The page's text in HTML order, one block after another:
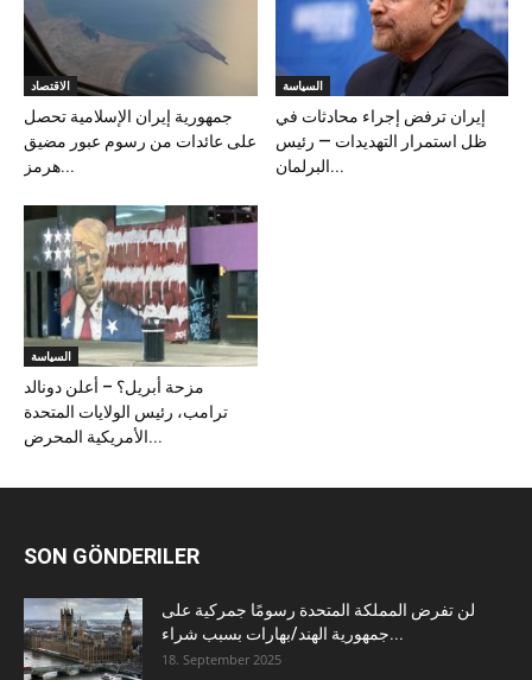
الاقتصاد
جمهورية إيران الإسلامية تحصل
على عائدات من رسوم عبور مضيق
هرمز...
السياسة
إيران ترفض إجراء محادثات في
ظل استمرار التهديدات — رئيس
البرلمان...
السياسة
مزحة أبريل؟ – أعلن دونالد
ترامب، رئيس الولايات المتحدة
الأمريكية المحرض...
SON GÖNDERILER
لن تفرض المملكة المتحدة رسومًا جمركية على
جمهورية الهند/بهارات بسبب شراء...
18. September 2025